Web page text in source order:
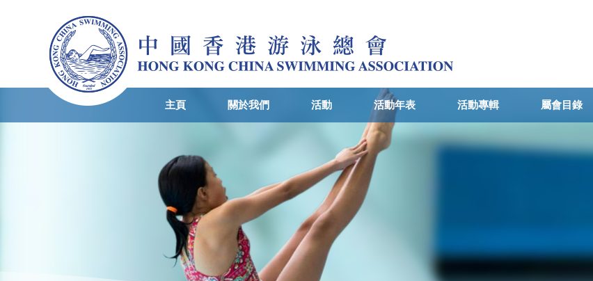
主頁 關於我們 活動 活動年表 活動專輯 屬會目錄